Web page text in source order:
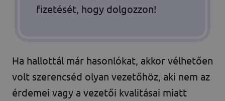
fizetését, hogy dolgozzon!
Ha hallottál már hasonlókat, akkor vélhetően
volt szerencséd olyan vezetőhöz, aki nem az
érdemei vagy a vezetői kvalitásai miatt